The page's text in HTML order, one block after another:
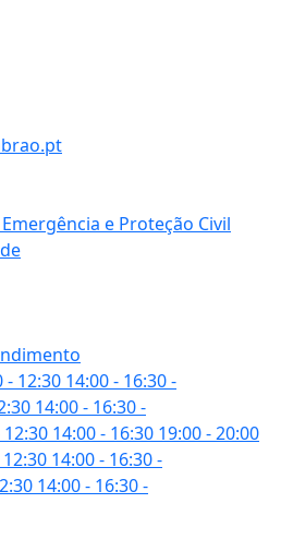
e Proteção Civil
- 12:30 14:00 - 16:30-
14:00 - 16:30-
12:30 14:00 - 16:30 19:00 - 20:00
14:00 - 16:30-
14:00 - 16:30-